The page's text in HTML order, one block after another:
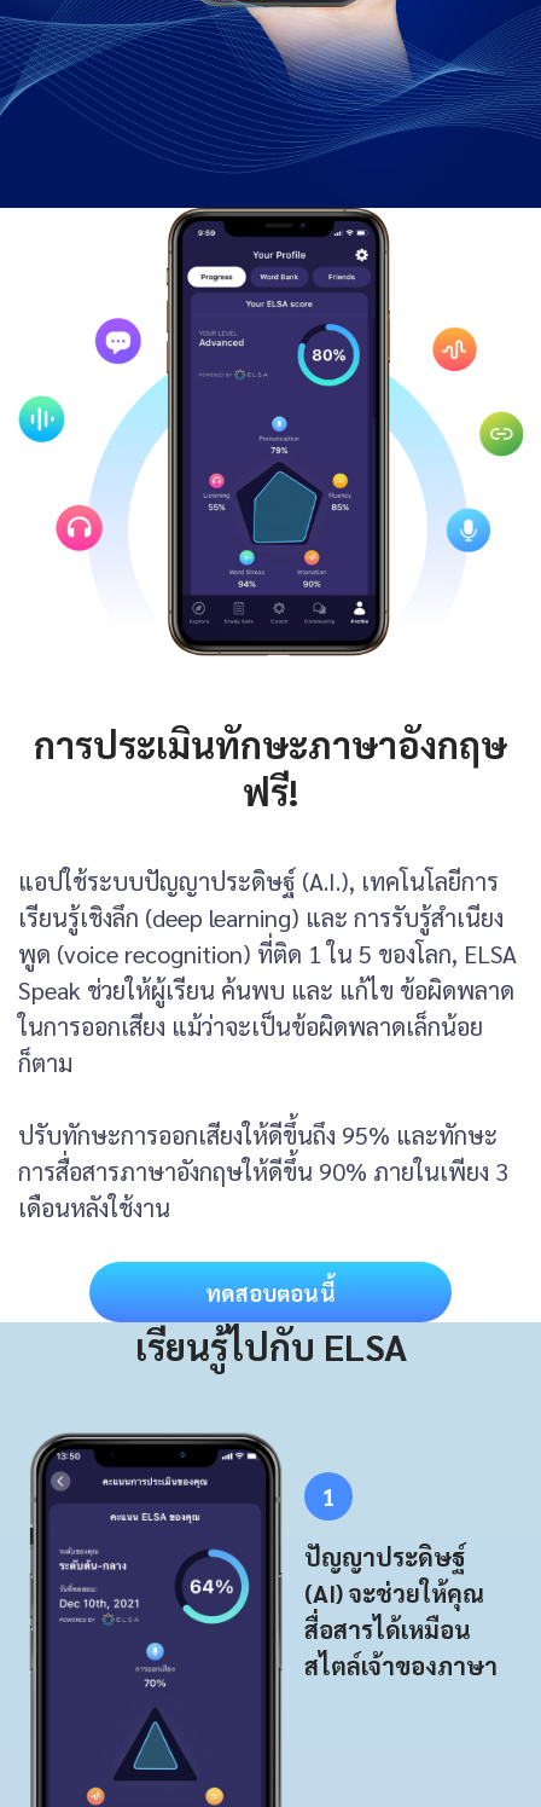
การประเมินทักษะภาษาอังกฤษ
ฟรี!
แอปใช้ระบบปัญญาประดิษฐ์ (A.I.), เทคโนโลยีการ
เรียนรู้เชิงลึก (deep learning) และ การรับรู้สำเนียง
พูด (voice recognition) ที่ติด 1 ใน 5 ของโลก, ELSA
Speak ช่วยให้ผู้เรียน ค้นพบ และ แก้ไข ข้อผิดพลาด
ในการออกเสียง แม้ว่าจะเป็นข้อผิดพลาดเล็กน้อย
ก็ตาม
ปรับทักษะการออกเสียงให้ดีขึ้นถึง 95% และทักษะ
การสื่อสารภาษาอังกฤษให้ดีขึ้น 90% ภายในเพียง 3
เดือนหลังใช้งาน
ทดสอบตอนนี้
เรียนรู้ไปกับ ELSA
1
ปัญญาประดิษฐ์
(AI) จะช่วยให้คุณ
สื่อสารได้เหมือน
สไตล์เจ้าของภาษา